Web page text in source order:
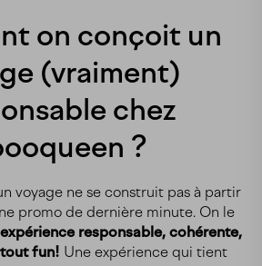
on conçoit un
(vraiment)
chez
?
voyage ne se construit pas à partir
promo de dernière minute. On le
expérience responsable, cohérente,
fun! Une expérience qui tient